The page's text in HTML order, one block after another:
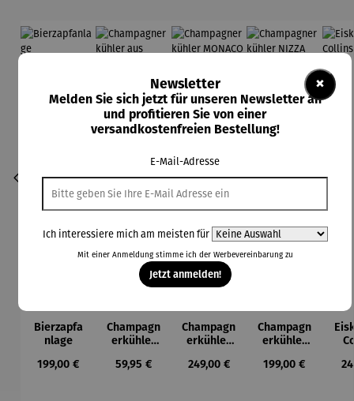
Bierzapfa
nlage
Regulärer Preis:
199,00 €
Champagn
erkühler
Edelstahl
Regulärer Preis:
59,95 €
Champagn
erkühler
Regulärer Preis:
249,00 €
Champagn
erkühler
Regulärer Preis:
199,00 €
×
Newsletter
Melden Sie sich jetzt für unseren Newsletter an
und profitieren Sie von einer
versandkostenfreien Bestellung!
E-Mail-Adresse
Ich interessiere mich am meisten für
Mit einer Anmeldung stimme ich der Werbevereinbarungzu
Jetzt anmelden!